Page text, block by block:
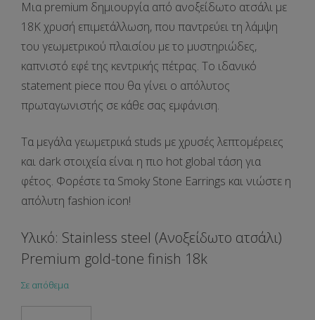
Μια premium δημιουργία από ανοξείδωτο ατσάλι με
18K χρυσή επιμετάλλωση, που παντρεύει τη λάμψη
του γεωμετρικού πλαισίου με το μυστηριώδες,
καπνιστό εφέ της κεντρικής πέτρας. Το ιδανικό
statement piece που θα γίνει ο απόλυτος
πρωταγωνιστής σε κάθε σας εμφάνιση.
Τα μεγάλα γεωμετρικά studs με χρυσές λεπτομέρειες
και dark στοιχεία είναι η πιο hot global τάση για
φέτος. Φορέστε τα Smoky Stone Earrings και νιώστε η
απόλυτη fashion icon!
Υλικό: Stainless steel (Ανοξείδωτο ατσάλι)
Premium gold-tone finish 18k
Σε απόθεμα